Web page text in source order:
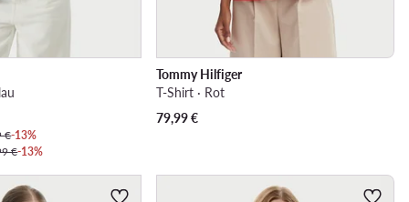
€-13%
€-13%
Tommy Hilfiger
T-Shirt · Rot
79,99€